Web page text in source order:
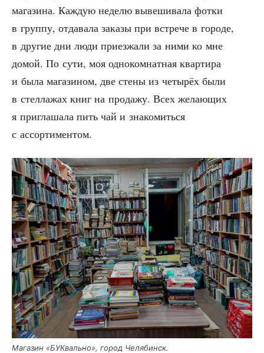
мага­зи­на. Каж­дую неде­лю выве­ши­ва­ла фот­ки
в груп­пу, отда­ва­ла зака­зы при встре­че в горо­де,
в дру­гие дни люди при­ез­жа­ли за ними ко мне
домой. По сути, моя одно­ком­нат­ная квар­ти­ра
и была мага­зи­ном, две сте­ны из четы­рёх были
в стел­ла­жах книг на про­да­жу. Всех жела­ю­щих
я при­гла­ша­ла пить чай и зна­ко­мить­ся
с ассортиментом.
Мага­зин «БУК­валь­но», город Челябинск.